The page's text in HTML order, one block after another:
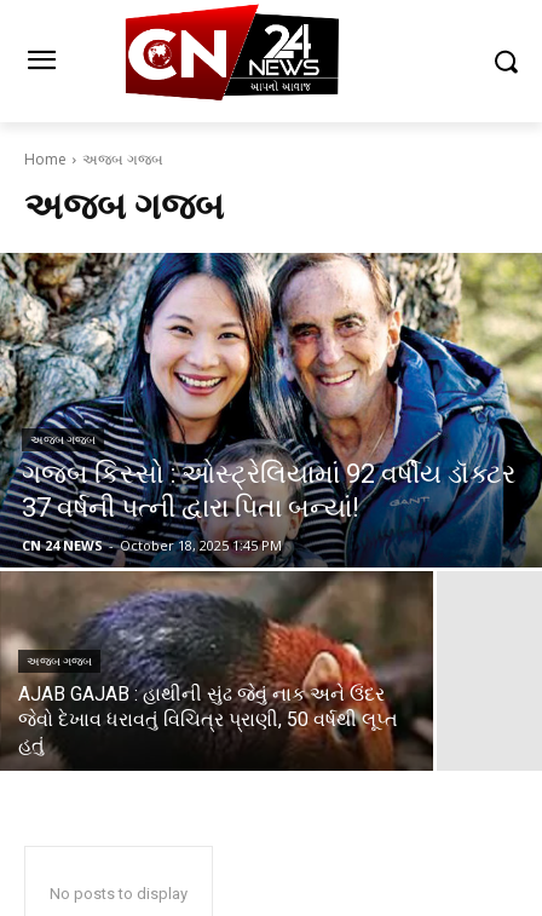
Home અજબ ગજબ
અજબ ગજબ
અજબ ગજબ
ગજબ કિસ્સો : ઓસ્ટ્રેલિયામાં 92 વર્ષીય ડૉક્ટર
37 વર્ષની પત્ની દ્વારા પિતા બન્યાં!
CN 24 NEWS - October 18, 2025 1:45 PM
અજબ ગજબ
AJAB GAJAB : હાથીની સુંઢ જેવું નાક અને ઉંદર
જેવો દેખાવ ધરાવતું વિચિત્ર પ્રાણી, 50 વર્ષથી લૂપ્ત
હતું
No posts to display